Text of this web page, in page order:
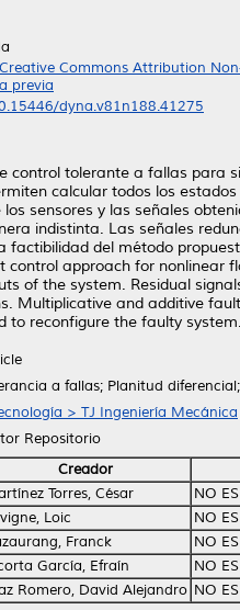
Creative Commons Attribution
previa
dyna.v81n188.41275
control tolerante a fallas para
calcular todos los
sensores y las señales
indistinta. Las señales
factibilidad del método
control approach for
of the system. Residual
Multiplicative and additive
to reconfigure the faulty
a fallas; Planitud
> TJ Ingeniería Mecánica
Repositorio
Creador
Torres, César
NO
Loic
NO
Franck
NO
García, Efraín
NO
Romero, David Alejandro NO